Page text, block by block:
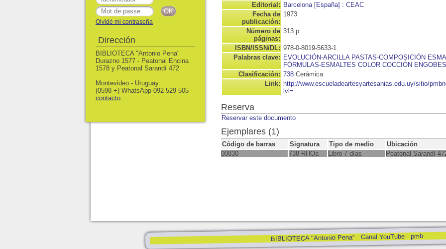
Editorial: Barcelona [España] : CEAC
Fecha de
publicación:
1973
Número de
páginas:
313 p
ISBN/ISSN/DL: 978-0-8019-5633-1
Palabras clave: EVOLUCIÓN-ARCILLA PASTAS-COMPOSICIÓN
FÓRMULAS-ESMALTES COLOR COCCIÓN
Clasificación: 738 Cerámica
Link: http://www.escueladeartesyartesanias.edu.uy/sitio/
lvl=
Reserva
Reservar este documento
Ejemplares (1)
Código de barras Signatura Tipo de medio
Ubicación
00830
738 RHOa Libro 7 días Peatonal Sarandí
BIBLIOTECA "Antonio Pena" Canal YouTube pmb
Olvidé mi contraseña
Dirección
BIBLIOTECA "Antonio Pena"
Durazno 1577 - Peatonal Encina
1578 y Peatonal Sarandí 472
Montevideo - Uruguay
(0598 +) WhatsApp 092 529 505
contacto